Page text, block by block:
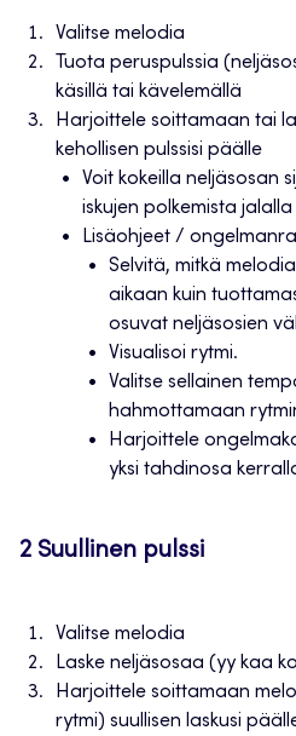
Valitse melodia
Tuota peruspulssia
käsillä tai kävelemällä
Harjoittele soittamaan tai
kehollisen pulssisi päälle
Voit kokeilla neljäsosan
iskujen polkemista
Lisäohjeet /
Selvitä, mitkä
aikaan kuin
osuvat neljäsosien
Visualisoi rytmi.
Valitse sellainen
hahmottamaan
Harjoittele
yksi tahdinosa
2 Suullinen pulssi
Valitse melodia
Laske neljäsosaa (yy kaa
Harjoittele soittamaan
rytmi) suullisen laskusi